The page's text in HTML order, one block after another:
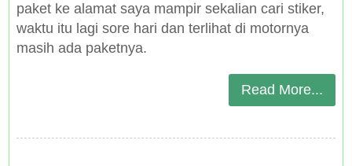
paket ke alamat saya mampir sekalian cari stiker,
waktu itu lagi sore hari dan terlihat di motornya
masih ada paketnya.
Read More...